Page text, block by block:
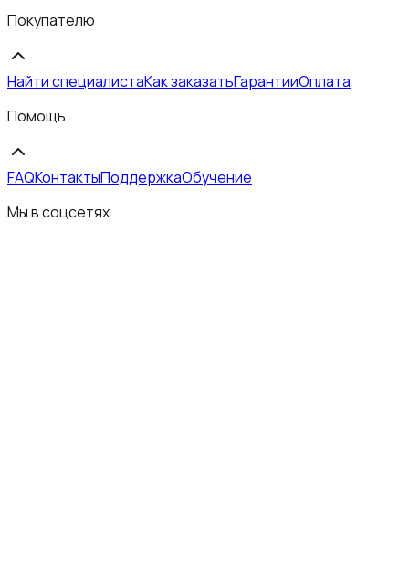
Покупателю
Найти специалистаКак заказатьГарантииОплата
Помощь
FAQКонтактыПоддержкаОбучение
Мы в соцсетях